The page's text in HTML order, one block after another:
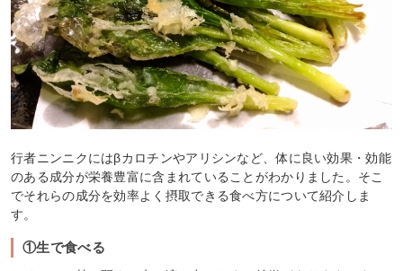
行者ニンニクにはβカロチンやアリシンなど、体に良い効果・効能
のある成分が栄養豊富に含まれていることがわかりました。そこ
でそれらの成分を効率よく摂取できる食べ方について紹介しま
す。
①生で食べる